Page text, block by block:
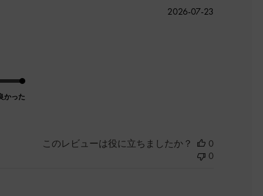
かった
公
2026-07-23
このレビューは役に立ちましたか？
0
0